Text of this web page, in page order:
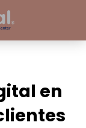
en